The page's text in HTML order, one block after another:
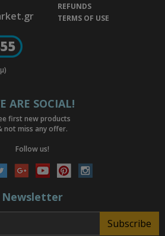
REFUNDS
TERMS OF USE
ARE SOCIAL!
first new products
not miss any offer.
Follow us!
Newsletter